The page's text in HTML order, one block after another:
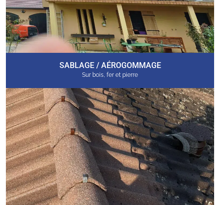
SABLAGE / AÉROGOMMAGE
Sur bois, fer et pierre